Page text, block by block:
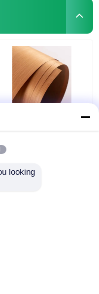
আলংকারিক টিক কাঠের ফিনিয়ার,
looking